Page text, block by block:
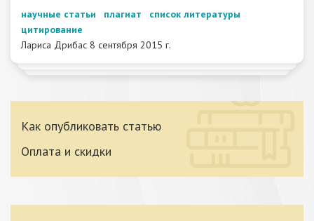
научные статьи
плагиат
список литературы
цитирование
Лариса Дрибас 8 сентября 2015 г.
Как опубликовать статью
Оплата и скидки